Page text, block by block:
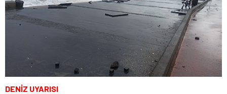
DENİZ UYARISI